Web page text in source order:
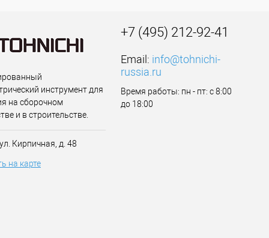
инструмент для
на сборочном
и в строительстве.
Кирпичная, д. 48
на карте
+7 (495) 212-92-41
Email: info@tohnichi-
russia.ru
Время работы: пн - пт: с 8:00
до 18:00